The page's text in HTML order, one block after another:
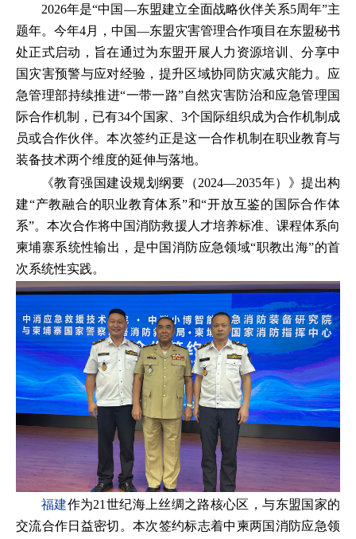
2026年是“中国—东盟建立全面战略伙伴关系5周年”主
题年。今年4月，中国—东盟灾害管理合作项目在东盟秘书
处正式启动，旨在通过为东盟开展人力资源培训、分享中
国灾害预警与应对经验，提升区域协同防灾减灾能力。应
急管理部持续推进“一带一路”自然灾害防治和应急管理国
际合作机制，已有34个国家、3个国际组织成为合作机制成
员或合作伙伴。本次签约正是这一合作机制在职业教育与
装备技术两个维度的延伸与落地。
《教育强国建设规划纲要（2024—2035年）》提出构
建“产教融合的职业教育体系”和“开放互鉴的国际合作体
系”。本次合作将中国消防救援人才培养标准、课程体系向
柬埔寨系统性输出，是中国消防应急领域“职教出海”的首
次系统性实践。
福建作为21世纪海上丝绸之路核心区，与东盟国家的
交流合作日益密切。本次签约标志着中柬两国消防应急领